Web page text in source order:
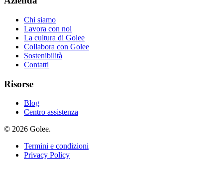
Chi siamo
Lavora con noi
La cultura di Golee
Collabora con Golee
Sostenibilità
Contatti
Risorse
Blog
Centro assistenza
© 2026 Golee.
Termini e condizioni
Privacy Policy